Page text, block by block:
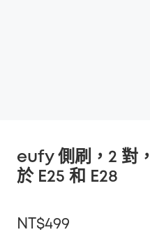
eufy 側刷，2 對
於 E25 和 E28
NT$499